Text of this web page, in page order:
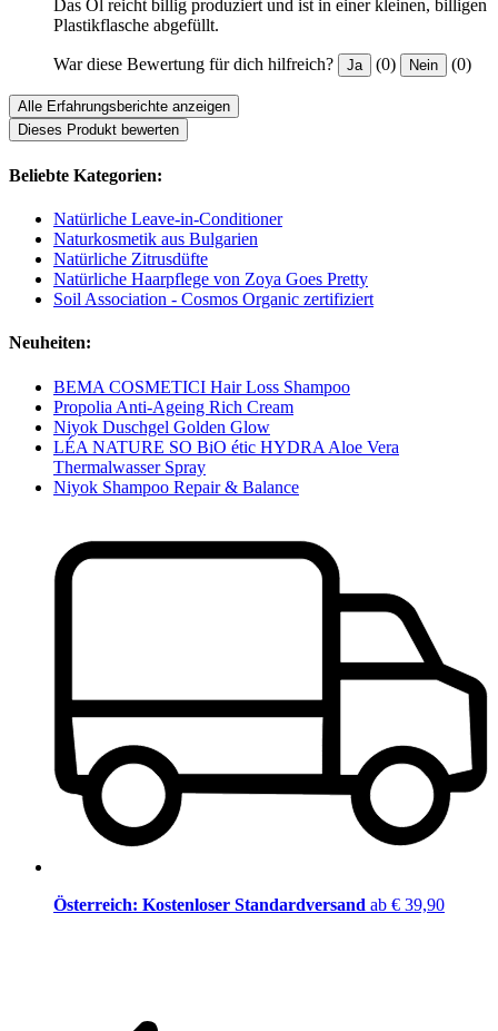
Das Öl reicht billig produziert und ist in einer kleinen, billigen
Plastikflasche abgefüllt.
War diese Bewertung für dich hilfreich? Ja (0) Nein (0)
Alle Erfahrungsberichte anzeigen
Dieses Produkt bewerten
Beliebte Kategorien:
Natürliche Leave-in-Conditioner
Naturkosmetik aus Bulgarien
Natürliche Zitrusdüfte
Natürliche Haarpflege von Zoya Goes Pretty
Soil Association - Cosmos Organic zertifiziert
Neuheiten:
BEMA COSMETICI Hair Loss Shampoo
Propolia Anti-Ageing Rich Cream
Niyok Duschgel Golden Glow
LÉA NATURE SO BiO étic HYDRA Aloe Vera
Thermalwasser Spray
Niyok Shampoo Repair & Balance
Österreich: Kostenloser Standardversand ab € 39,90